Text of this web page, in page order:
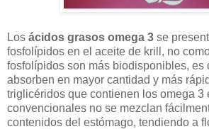
Los ácidos grasos omega 3 se
fosfolípidos en el aceite de krill, no
fosfolípidos son más biodisponibles, es
absorben en mayor cantidad y más
triglicéridos que contienen los omega 3
convencionales no se mezclan
contenidos del estómago, tendiendo a